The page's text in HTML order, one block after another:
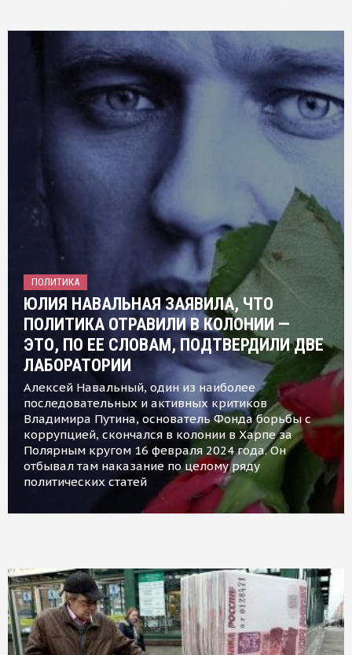
ПОЛИТИКА
ЮЛИЯ НАВАЛЬНАЯ ЗАЯВИЛА, ЧТО
ПОЛИТИКА ОТРАВИЛИ В КОЛОНИИ —
ЭТО, ПО ЕЕ СЛОВАМ, ПОДТВЕРДИЛИ ДВЕ
ЛАБОРАТОРИИ
Алексей Навальный, один из наиболее
последовательных и активных критиков
Владимира Путина, основатель Фонда борьбы с
коррупцией, скончался в колонии в Харпе за
Полярным кругом 16 февраля 2024 года. Он
отбывал там наказание по целому ряду
политических статей